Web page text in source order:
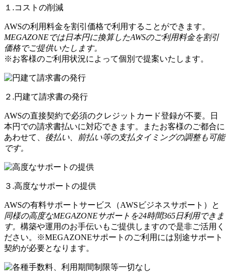
１.コストの削減
AWSの利用料金を割引価格で利用することができます。
MEGAZONEでは日本円に換算したAWSのご利用料金を割引
価格でご提供いたします。
※お客様のご利用状況によって個別で提案いたします。
２.円建て請求書の発行
AWSの直接契約で必須のクレジットカード登録が不要。日
本円での請求書払いに対応できます。またお客様のご都合に
あわせて、 後払い、前払い等の支払タイミングの調整も可能
です。
３.高度なサポートの提供
AWSの有料サポートサービス（AWSビジネスサポート）と
同様の高度なMEGAZONEサポートを24時間365日利用できま
す。 構築や運用のお手伝いもご提供しますので是非ご活用く
ださい。※MEGAZONEサポートのご利用には別途サポート
契約が必要となります。